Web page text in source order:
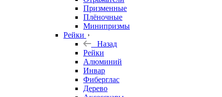
Призменные
Плёночные
Минипризмы
Рейки
Назад
Рейки
Алюминий
Инвар
Фиберглас
Дерево